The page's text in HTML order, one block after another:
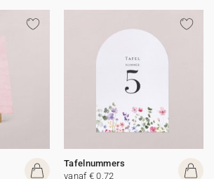
Tafelnummers
vanaf € 0,72